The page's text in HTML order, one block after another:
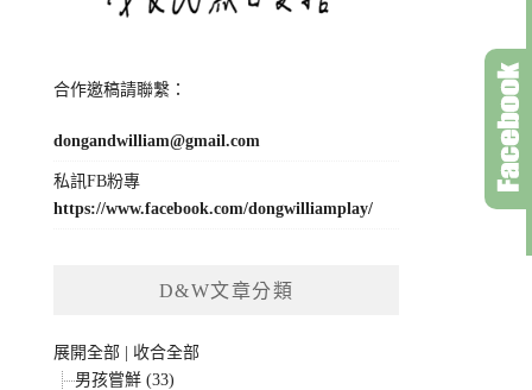
合作邀稿請聯繫：
dongandwilliam@gmail.com
私訊FB粉專
https://www.facebook.com/dongwilliamplay/
D&W文章分類
展開全部
收合全部
男孩嘗鮮 (33)